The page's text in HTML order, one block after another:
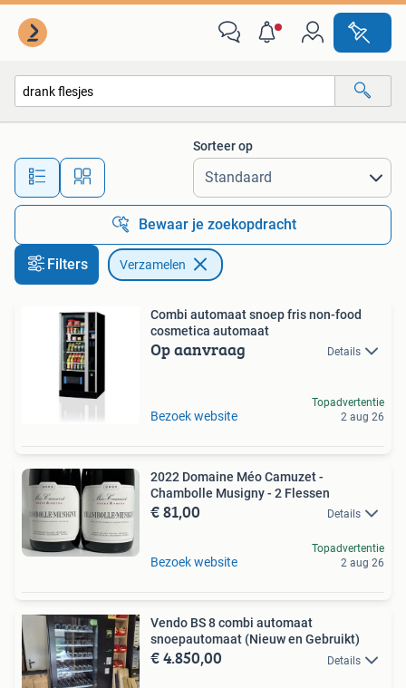
Alle afstanden…
Sorteer op
Bewaar je zoekopdracht
Filters Verzamelen
Combi automaat snoep fris non-food
cosmetica automaat
Op aanvraag Details
Bezoek website
Topadvertentie
2 aug 26
2022 Domaine Méo Camuzet -
Chambolle Musigny - 2 Flessen
€ 81,00 Details
Bezoek website
Topadvertentie
2 aug 26
Vendo BS 8 combi automaat
snoepautomaat (Nieuw en Gebruikt)
€ 4.850,00 Details